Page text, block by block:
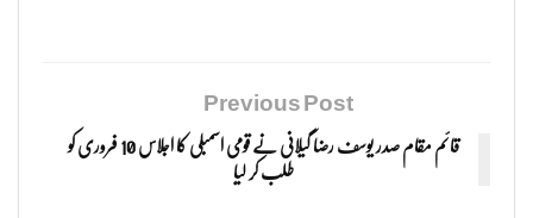
Previous Post
قائم مقام صدر یوسف رضا گیلانی نے قومی اسمبلی کا اجلاس 10 فروری کو
طلب کر لیا